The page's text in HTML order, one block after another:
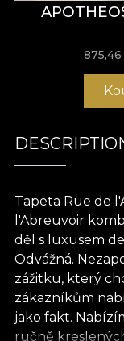
875,46
Tapeta Rue de
l'Abreuvoir
děl s luxusem
Odvážná.
zážitku, který
zákazníkům
jako fakt.
ručně